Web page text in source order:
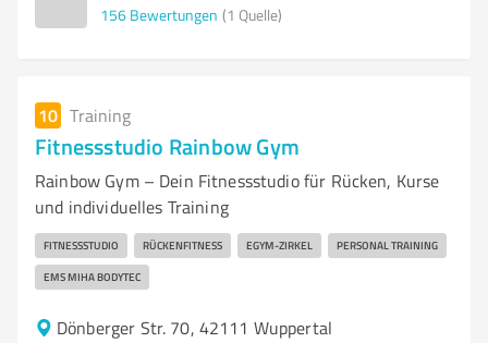
156 Bewertungen (1 Quelle)
10 Training
Fitnessstudio Rainbow Gym
Rainbow Gym – Dein Fitnessstudio für Rücken, Kurse
und individuelles Training
FITNESSSTUDIO RÜCKENFITNESS EGYM-ZIRKEL PERSONAL TRAINING
EMS MIHA BODYTEC
Dönberger Str. 70, 42111 Wuppertal